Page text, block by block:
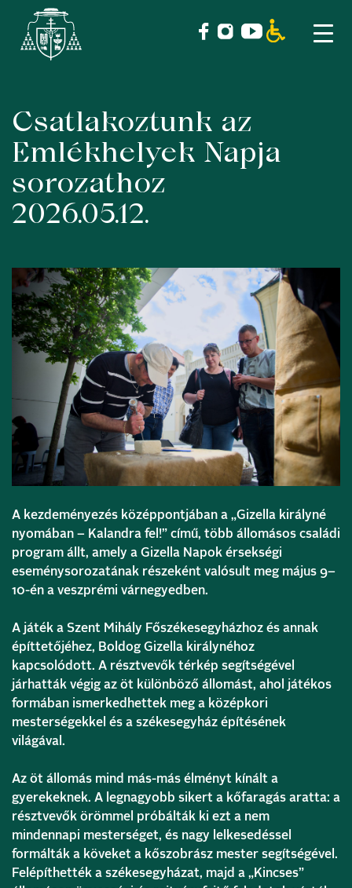
Skip
content
Csatlakoztunk az
Emlékhelyek Napja
sorozathoz
2026.05.12.
A kezdeményezés középpontjában a „Gizella királyné
nyomában – Kalandra fel!” című, több állomásos családi
program állt, amely a Gizella Napok érsekségi
eseménysorozatának részeként valósult meg május 9–
10-én a veszprémi várnegyedben.
A játék a Szent Mihály Főszékesegyházhoz és annak
építtetőjéhez, Boldog Gizella királynéhoz
kapcsolódott. A résztvevők térkép segítségével
járhatták végig az öt különböző állomást, ahol játékos
formában ismerkedhettek meg a középkori
mesterségekkel és a székesegyház építésének
világával.
Az öt állomás mind más-más élményt kínált a
gyerekeknek. A legnagyobb sikert a kőfaragás aratta: a
résztvevők örömmel próbálták ki ezt a nem
mindennapi mesterséget, és nagy lelkesedéssel
formálták a köveket a kőszobrász mester segítségével.
Felépíthették a székesegyházat, majd a „Kincses”